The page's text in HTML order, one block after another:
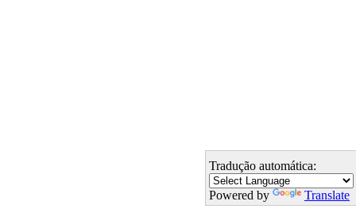
Tradução automática:
Powered by Translate